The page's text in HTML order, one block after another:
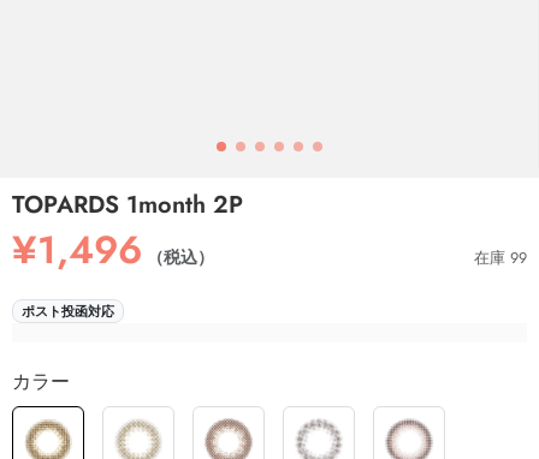
TOPARDS 1month 2P
¥1,496 （税込） 在庫 99
ポスト投函対応
カラー